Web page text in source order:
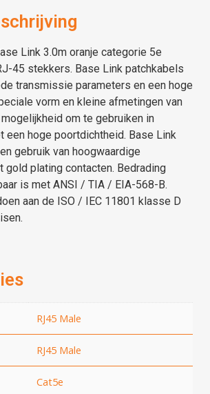
Link 3.0m oranje categorie 5e
45 stekkers. Base Link patchkabels
transmissie parameters en een hoge
vorm en kleine afmetingen van
om te gebruiken in
een hoge poortdichtheid. Base Link
gebruik van hoogwaardige
gold plating contacten. Bedrading
is met ANSI / TIA / EIA-568-B.
aan de ISO / IEC 11801 klasse D
RJ45 Male
RJ45 Male
Cat5e